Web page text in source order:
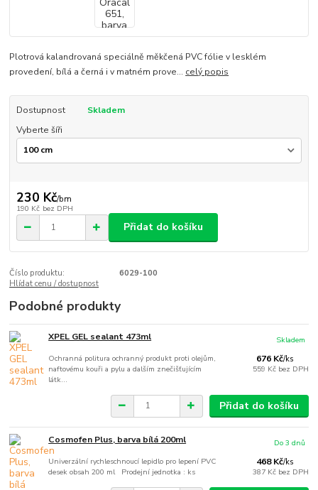
Plotrová kalandrovaná speciálně měkčená PVC fólie v lesklém
provedení, bílá a černá i v matném prove... celý popis
Dostupnost
Skladem
Vyberte šíři
230 Kč/bm
190 Kč bez DPH
Přidat do košíku
Číslo produktu:
6029-100
Hlídat cenu / dostupnost
Podobné produkty
XPEL GEL sealant 473ml
Ochranná politura ochranný produkt proti olejům,
naftovému kouři a pylu a dalším znečišťujícím
látk...
676 Kč/ks
559 Kč bez DPH
Skladem
Přidat do košíku
Cosmofen Plus, barva bílá 200ml
Univerzální rychleschnoucí lepidlo pro lepení PVC
desek obsah 200 ml Prodejní jednotka : ks
468 Kč/ks
387 Kč bez DPH
Do 3 dnů